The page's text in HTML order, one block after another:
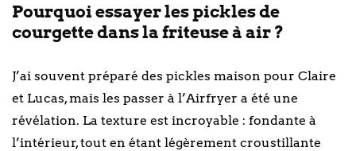
Pourquoi essayer les pickles de
courgette dans la friteuse à air ?
J’ai souvent préparé des pickles maison pour Claire
et Lucas, mais les passer à l’Airfryer a été une
révélation. La texture est incroyable : fondante à
l’intérieur, tout en étant légèrement croustillante